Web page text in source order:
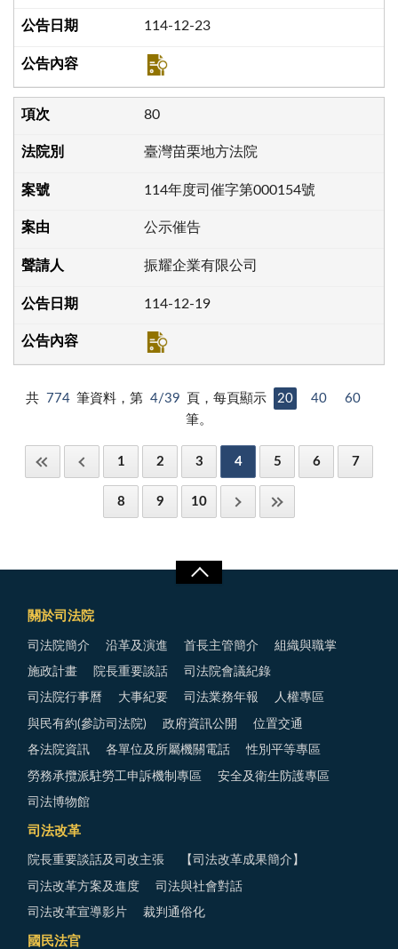
114-12-23
80
臺灣苗栗地方法院
114年度司催字第000154號
公示催告
振耀企業有限公司
114-12-19
共 774 筆資料，第 4/39 頁，每頁顯示 20 40
60
筆。
1 2 3 4 5 6 7
8 9 10
關於司法院
司法院簡介 沿革及演進 首長主管簡介 組織與職掌
施政計畫 院長重要談話 司法院會議紀錄
司法院行事曆 大事紀要 司法業務年報 人權專區
與民有約(參訪司法院) 政府資訊公開 位置交通
各法院資訊 各單位及所屬機關電話 性別平等專區
勞務承攬派駐勞工申訴機制專區 安全及衛生防護專區
司法博物館
司法改革
院長重要談話及司改主張 【司法改革成果簡介】
司法改革方案及進度 司法與社會對話
司法改革宣導影片 裁判通俗化
國民法官